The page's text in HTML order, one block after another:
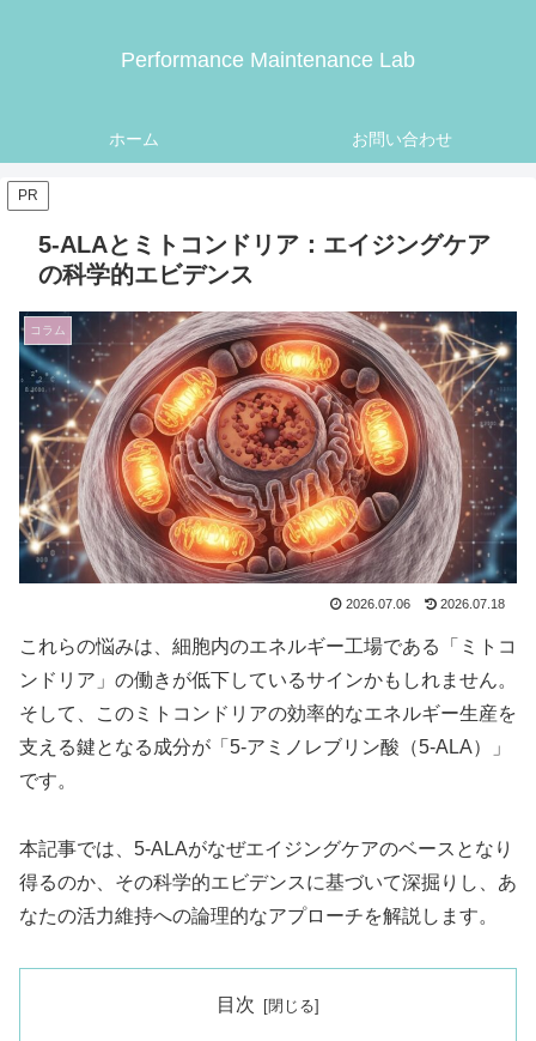
Performance Maintenance Lab
ホーム お問い合わせ
PR
5-ALAとミトコンドリア：エイジングケア
の科学的エビデンス
コラム
2026.07.06 2026.07.18
これらの悩みは、細胞内のエネルギー工場である「ミトコ
ンドリア」の働きが低下しているサインかもしれません。
そして、このミトコンドリアの効率的なエネルギー生産を
支える鍵となる成分が「5-アミノレブリン酸（5-ALA）」
です。
本記事では、5-ALAがなぜエイジングケアのベースとなり
得るのか、その科学的エビデンスに基づいて深掘りし、あ
なたの活力維持への論理的なアプローチを解説します。
目次